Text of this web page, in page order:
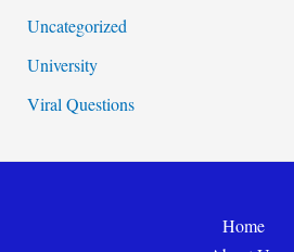
Uncategorized
University
Viral Questions
Home